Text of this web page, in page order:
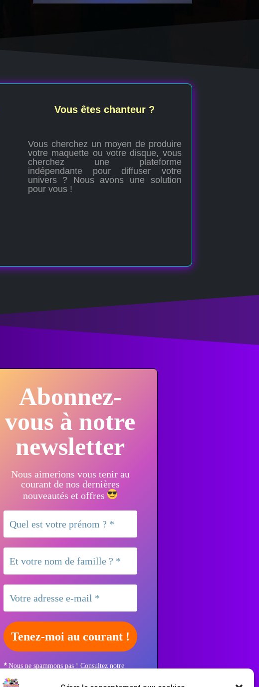
Vous êtes chanteur ?
Vous cherchez un moyen de produire
votre maquette ou votre disque, vous
cherchez une plateforme
indépendante pour diffuser votre
univers ? Nous avons une solution
pour vous !
Abonnez-
vous à notre
newsletter
Nous aimerions vous tenir au
courant de nos dernières
nouveautés et offres
* Nous ne spammons pas ! Consultez notre
d’informations.